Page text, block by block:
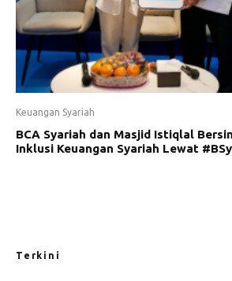
Keuangan Syariah
BCA Syariah dan Masjid Istiqlal
Inklusi Keuangan Syariah Lewat
Terkini